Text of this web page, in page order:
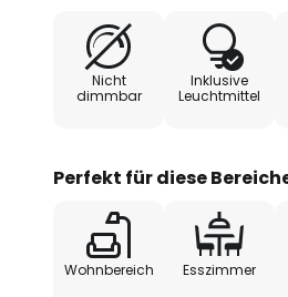
Nicht
dimmbar
Inklusive
Leuchtmittel
Perfekt für diese
Wohnbereich Esszimmer